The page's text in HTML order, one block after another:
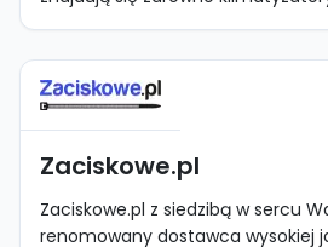
Zaciskowe.pl
Zaciskowe.pl z siedzibą w sercu
renomowany dostawca wysokiej